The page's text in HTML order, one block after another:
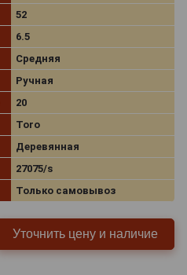
52
6.5
Средняя
Ручная
20
Toro
Деревянная
27075/s
Только самовывоз
Уточнить цену и наличие